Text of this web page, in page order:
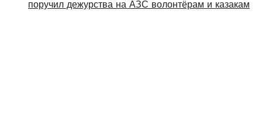
поручил дежурства на АЗС волонтёрам и казакам